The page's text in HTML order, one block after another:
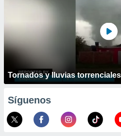
Tornados y lluvias
Síguenos